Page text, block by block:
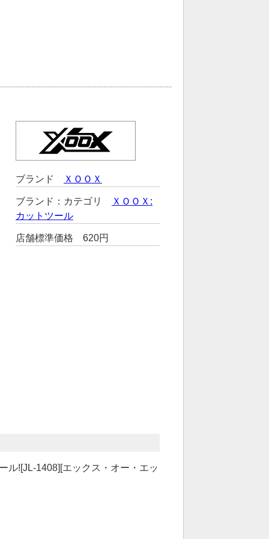
ブランド ＸＯＯＸ
ブランド：カテゴリ
ＸＯＯＸ:
カットツール
店舗標準価格 620円
ル![JL-1408][エックス・オー・エッ